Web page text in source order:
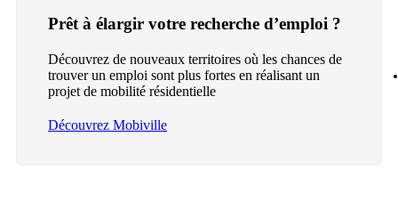
Prêt à élargir votre recherche d’emploi ?
Découvrez de nouveaux territoires où les chances de
trouver un emploi sont plus fortes en réalisant un
projet de mobilité résidentielle
Découvrez Mobiville